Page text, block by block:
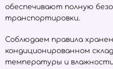
обеспечивают полную
транспортировки.
Соблюдаем правила
кондиционированном
температуры и